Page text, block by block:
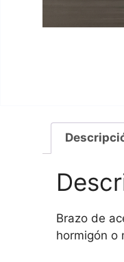
Brazo de
hormigón o